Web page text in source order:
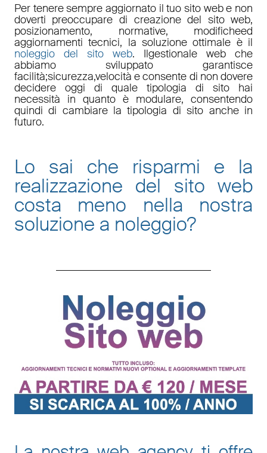
Per tenere sempre aggiornato il tuo sito web e non
doverti preoccupare di creazione del sito web,
posizionamento, normative, modificheed
aggiornamenti tecnici, la soluzione ottimale è il
noleggio del sito web. Ilgestionale webche
abbiamo sviluppato garantisce
facilità;sicurezza,velocità e consente di non dovere
decidere oggi di quale tipologia di sito hai
necessità in quanto è modulare, consentendo
quindi di cambiare la tipologia di sito anche in
futuro.
Lo sai che risparmi e la
realizzazione del sito web
costa meno nella nostra
soluzione a noleggio?